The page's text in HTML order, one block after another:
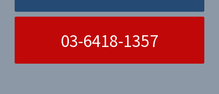
03-6418-1357